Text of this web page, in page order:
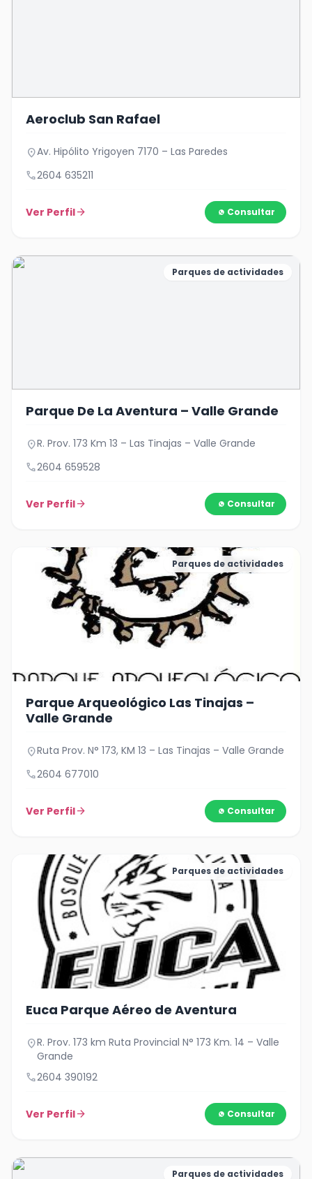
Aeroclub San Rafael
location_onAv. Hipólito Yrigoyen 7170 – Las Paredes
call2604 635211
Ver Perfilarrow_forward Consultar
Parques de actividades
Parque De La Aventura – Valle Grande
location_onR. Prov. 173 Km 13 – Las Tinajas – Valle Grande
call2604 659528
Ver Perfilarrow_forward Consultar
Parques de actividades
Parque Arqueológico Las Tinajas –
Valle Grande
location_onRuta Prov. N° 173, KM 13 – Las Tinajas – Valle Grande
call2604 677010
Ver Perfilarrow_forward Consultar
Parques de actividades
Euca Parque Aéreo de Aventura
location_onR. Prov. 173 km Ruta Provincial N° 173 Km. 14 – Valle
Grande
call2604 390192
Ver Perfilarrow_forward Consultar
Parques de actividades